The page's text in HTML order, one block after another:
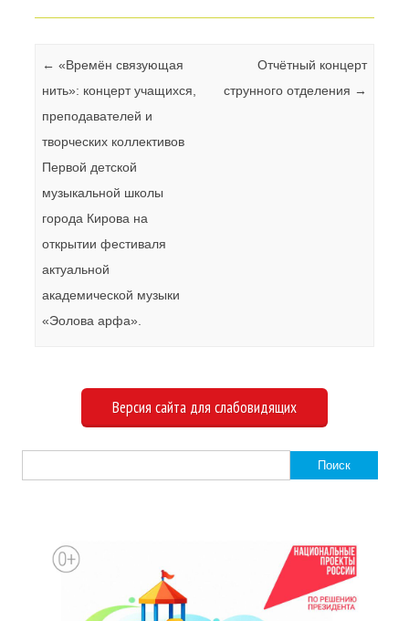
Навигация по записям
← «Времён связующая
нить»: концерт учащихся,
преподавателей и
творческих коллективов
Первой детской
музыкальной школы
города Кирова на
открытии фестиваля
актуальной
академической музыки
«Эолова арфа».
Отчётный концерт
струнного отделения →
Версия сайта для слабовидящих